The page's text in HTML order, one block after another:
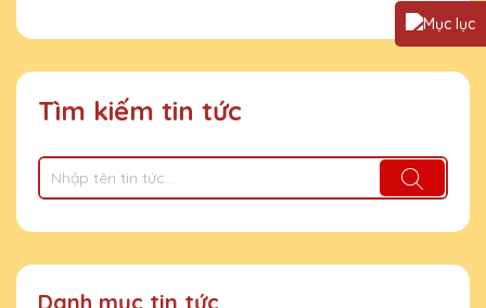
Tìm kiếm tin tức
Danh mục tin tức